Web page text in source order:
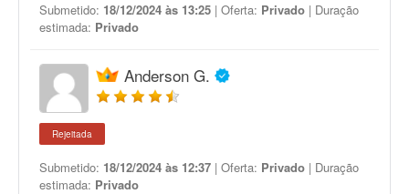
Submetido: 18/12/2024 às 13:25 | Oferta: Privado | Duração
estimada: Privado
Anderson G.
Rejeitada
Submetido: 18/12/2024 às 12:37 | Oferta: Privado | Duração
estimada: Privado